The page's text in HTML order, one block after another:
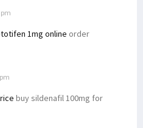
1mg online order
buy sildenafil 100mg for